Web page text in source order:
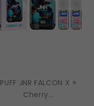
PUFF JNR FALCON X +
Cherry...